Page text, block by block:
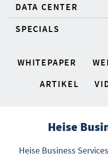
DATA CENTER
SPECIALS
WHITEPAPER
ARTIKEL
Heise
Heise Business